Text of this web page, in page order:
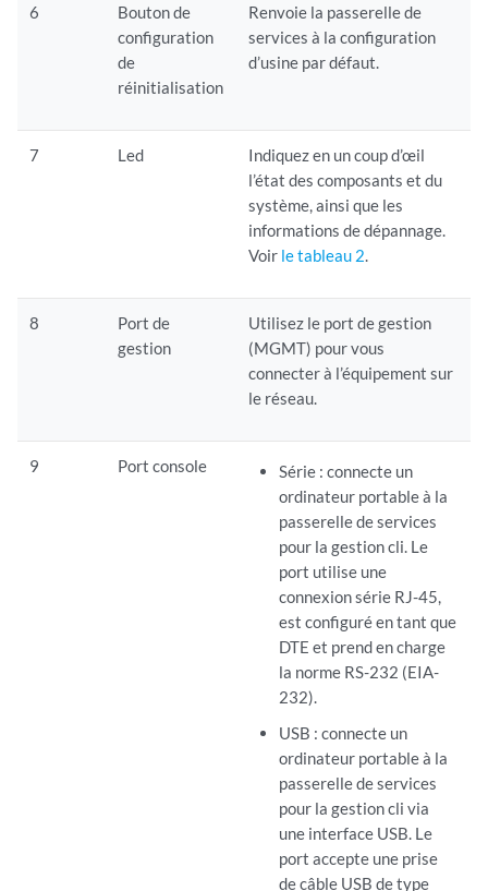
6
Bouton de
configuration
de
réinitialisation
Renvoie la passerelle de
services à la configuration
d’usine par défaut.
7 Led
Indiquez en un coup d’œil
l’état des composants et du
système, ainsi que les
informations de dépannage.
Voir le tableau 2.
8
Port de
gestion
Utilisez le port de gestion
(MGMT) pour vous
connecter à l’équipement sur
le réseau.
9 Port console
Série : connecte un
ordinateur portable à la
passerelle de services
pour la gestion cli. Le
port utilise une
connexion série RJ-45,
est configuré en tant que
DTE et prend en charge
la norme RS-232 (EIA-
232).
USB : connecte un
ordinateur portable à la
passerelle de services
pour la gestion cli via
une interface USB. Le
port accepte une prise
de câble USB de type